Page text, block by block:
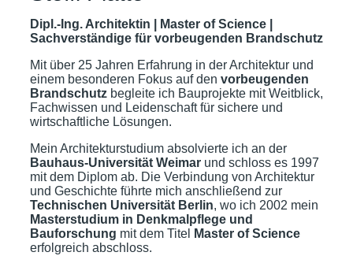
Dipl.-Ing. Architektin | Master of Science |
Sachverständige für vorbeugenden Brandschutz
Mit über 25 Jahren Erfahrung in der Architektur und
einem besonderen Fokus auf den vorbeugenden
Brandschutz begleite ich Bauprojekte mit Weitblick,
Fachwissen und Leidenschaft für sichere und
wirtschaftliche Lösungen.
Mein Architekturstudium absolvierte ich an der
Bauhaus-Universität Weimar und schloss es 1997
mit dem Diplom ab. Die Verbindung von Architektur
und Geschichte führte mich anschließend zur
Technischen Universität Berlin, wo ich 2002 mein
Masterstudium in Denkmalpflege und
Bauforschung mit dem Titel
Master of Science
erfolgreich abschloss.